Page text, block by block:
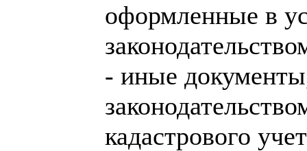
оформленные в
- иные
кадастрового